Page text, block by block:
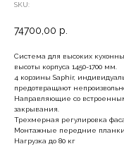
SKU:
74700,00 р.
Система для высоких
высоты корпуса 1450-1700 мм.
4 корзины Saphir,
предотвращают
Направляющие со
закрывания.
Трехмерная регулировка
Монтажные передние планки
Нагрузка до 80 кг